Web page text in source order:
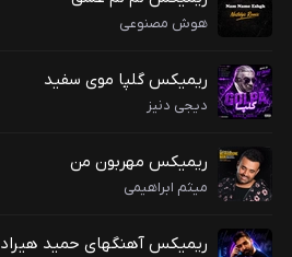
هوش مصنوعی
ریمیکس گلپا موی سفید
دیجی دنیز
ریمیکس مهربون من
میثم ابراهیمی
ریمیکس آهنگهای حمید هیراد